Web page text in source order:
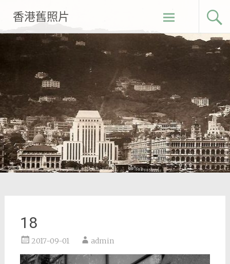
content
香港舊照片
18
2017-09-01 admin